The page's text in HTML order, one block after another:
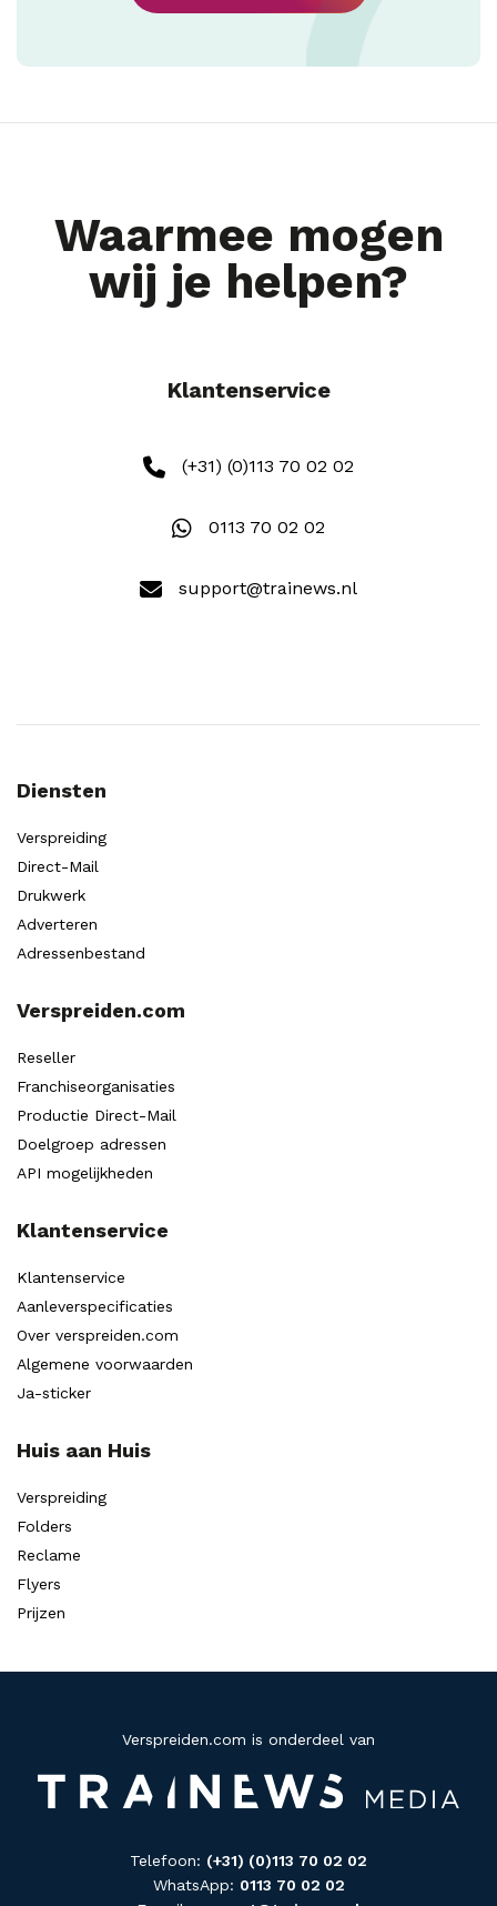
Waarmee mogen
wij je helpen?
Klantenservice
(+31) (0)113 70 02 02
0113 70 02 02
support@trainews.nl
Diensten
Verspreiding
Direct-Mail
Drukwerk
Adverteren
Adressenbestand
Verspreiden.com
Reseller
Franchiseorganisaties
Productie Direct-Mail
Doelgroep adressen
API mogelijkheden
Klantenservice
Klantenservice
Aanleverspecificaties
Over verspreiden.com
Algemene voorwaarden
Ja-sticker
Huis aan Huis
Verspreiding
Folders
Reclame
Flyers
Prijzen
Verspreiden.com is onderdeel van
Telefoon: (+31) (0)113 70 02 02
WhatsApp: 0113 70 02 02